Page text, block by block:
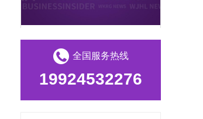
海外媒体PR/博客
全国服务热线
19924532276